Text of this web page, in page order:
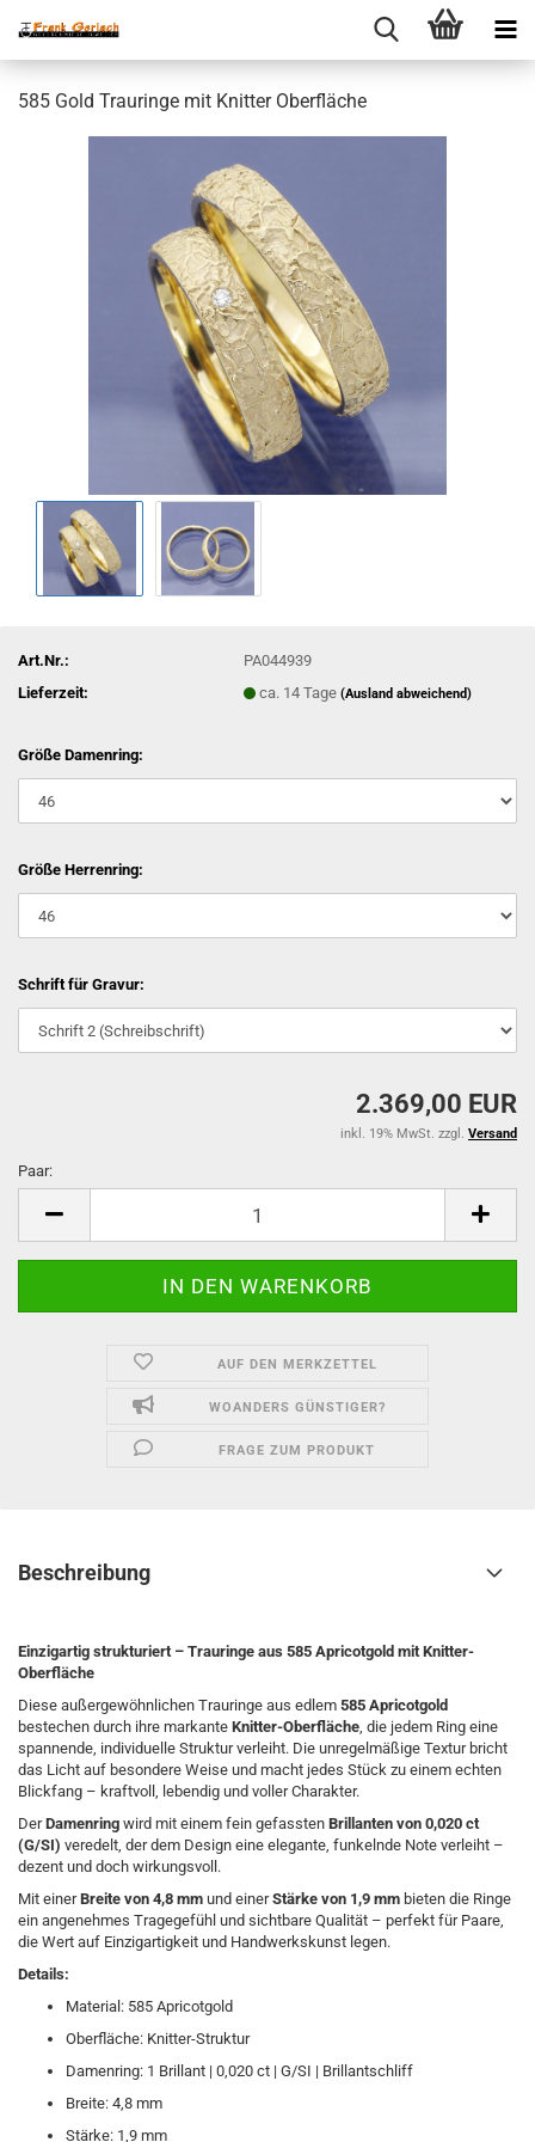
585 Gold Trauringe mit Knitter Oberfläche
Art.Nr.:
PA044939
Lieferzeit:
ca. 14 Tage(Ausland abweichend)
Größe Damenring:
Größe Herrenring:
Schrift für Gravur:
2.369,00 EUR
inkl. 19% MwSt. zzgl. Versand
Paar:
AUF DEN MERKZETTEL
WOANDERS GÜNSTIGER?
FRAGE ZUM PRODUKT
Beschreibung
Einzigartig strukturiert – Trauringe aus 585 Apricotgold mit Knitter-
Oberfläche
Diese außergewöhnlichen Trauringe aus edlem 585 Apricotgold
bestechen durch ihre markante Knitter-Oberfläche, die jedem Ring eine
spannende, individuelle Struktur verleiht. Die unregelmäßige Textur bricht
das Licht auf besondere Weise und macht jedes Stück zu einem echten
Blickfang – kraftvoll, lebendig und voller Charakter.
DerDamenring wird mit einem fein gefassten Brillanten von 0,020 ct
(G/SI) veredelt, der dem Design eine elegante, funkelnde Note verleiht –
dezent und doch wirkungsvoll.
Mit einerBreite von 4,8 mm und einerStärke von 1,9 mm bieten die Ringe
ein angenehmes Tragegefühl und sichtbare Qualität – perfekt für Paare,
die Wert auf Einzigartigkeit und Handwerkskunst legen.
Details:
Material: 585 Apricotgold
Oberfläche: Knitter-Struktur
Damenring: 1 Brillant | 0,020 ct | G/SI | Brillantschliff
Breite: 4,8 mm
Stärke: 1,9 mm